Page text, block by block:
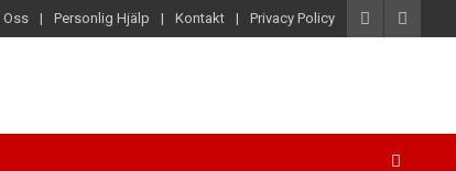
Oss Personlig Hjälp Kontakt Privacy Policy